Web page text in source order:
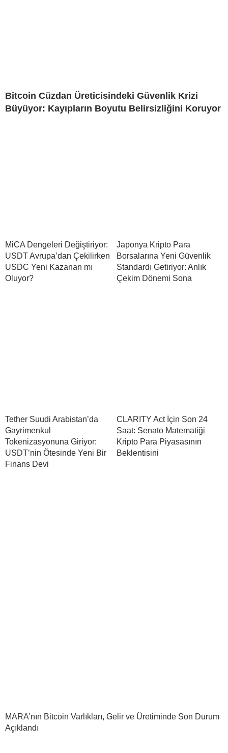
Bitcoin Cüzdan Üreticisindeki Güvenlik Krizi
Büyüyor: Kayıpların Boyutu Belirsizliğini Koruyor
MiCA Dengeleri Değiştiriyor:
USDT Avrupa’dan Çekilirken
USDC Yeni Kazanan mı
Oluyor?
Japonya Kripto Para
Borsalarına Yeni Güvenlik
Standardı Getiriyor: Anlık
Çekim Dönemi Sona
Tether Suudi Arabistan’da
Gayrimenkul
Tokenizasyonuna Giriyor:
USDT’nin Ötesinde Yeni Bir
Finans Devi
CLARITY Act İçin Son 24
Saat: Senato Matematiği
Kripto Para Piyasasının
Beklentisini
MARA’nın Bitcoin Varlıkları, Gelir ve Üretiminde Son Durum
Açıklandı